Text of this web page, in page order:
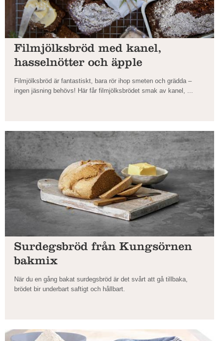
Filmjölksbröd med kanel,
hasselnötter och äpple
Filmjölksbröd är fantastiskt, bara rör ihop smeten och grädda –
ingen jäsning behövs! Här får filmjölksbrödet smak av kanel, ...
Surdegsbröd från Kungsörnen
bakmix
När du en gång bakat surdegsbröd är det svårt att gå tillbaka,
brödet bir underbart saftigt och hållbart.